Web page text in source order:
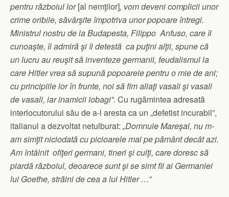
pentru războiul lor[al nemţilor], vom deveni complicii unor
crime oribile, săvârşite împotriva unor popoare întregi.
Ministrul nostru de la Budapesta, Filippo Anfuso, care îi
cunoaşte, îi admiră şi îi detestă ca puţini alţii, spune că
un lucru au reuşit să inventeze germanii, feudalismul la
care Hitler vrea să supună popoarele pentru o mie de ani;
cu principiile lor în frunte, noi să fim aliaţi vasali şi vasali
de vasali, iar inamicii iobagi”. Cu rugămintea adresată
interlocutorului său de a-l aresta ca un „defetist incurabil”,
italianul a dezvoltat netulburat: „Domnule Mareşal, nu m-
am simţit niciodată cu picioarele mai pe pământ decât azi.
Am întâlnit ofiţeri germani, tineri şi culţi, care doresc să
piardă războiul, deoarece sunt şi se simt fii ai Germaniei
lui Goethe, străini de cea a lui Hitler …”